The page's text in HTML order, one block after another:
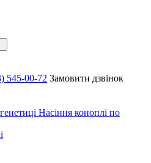
545-00-72 Замовити дзвінок
Насіння коноплі по